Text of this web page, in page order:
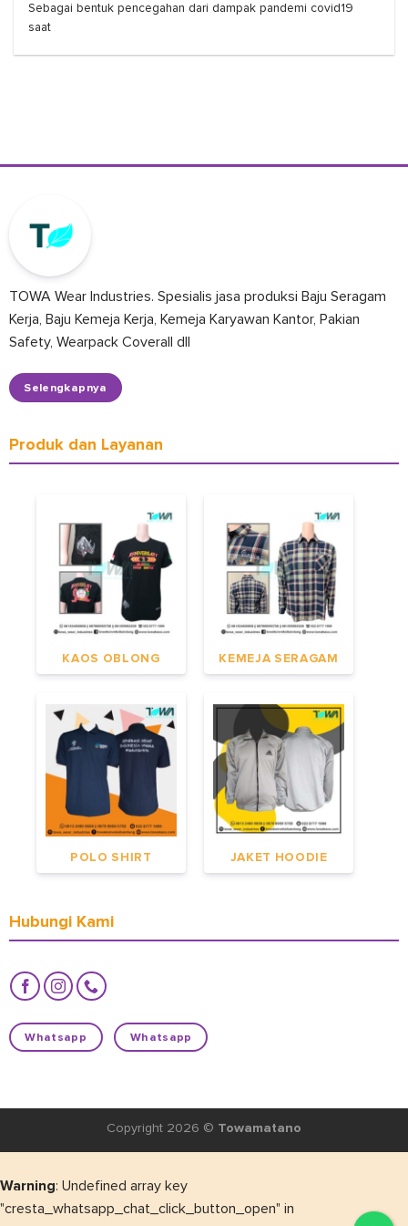
Sebagai bentuk pencegahan dari dampak pandemi covid19
saat
TOWA Wear Industries. Spesialis jasa produksi Baju Seragam
Kerja, Baju Kemeja Kerja, Kemeja Karyawan Kantor, Pakian
Safety, Wearpack Coverall dll
Selengkapnya
Produk dan Layanan
KAOS OBLONG KEMEJA SERAGAM
POLO SHIRT JAKET HOODIE
Hubungi Kami
Whatsapp Whatsapp
Copyright 2026 © Towamatano
Warning: Undefined array key
"cresta_whatsapp_chat_click_button_open" in